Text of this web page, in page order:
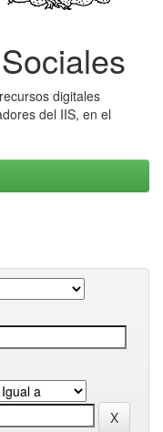
digitales
del IIS, en el